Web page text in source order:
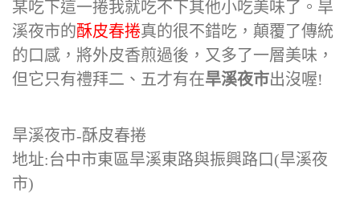
某吃下這一捲我就吃不下其他小吃美味了。旱
溪夜市的酥皮春捲真的很不錯吃，顛覆了傳統
的口感，將外皮香煎過後，又多了一層美味，
但它只有禮拜二、五才有在旱溪夜市出沒喔!
旱溪夜市-酥皮春捲
地址:台中市東區旱溪東路與振興路口(旱溪夜
市)